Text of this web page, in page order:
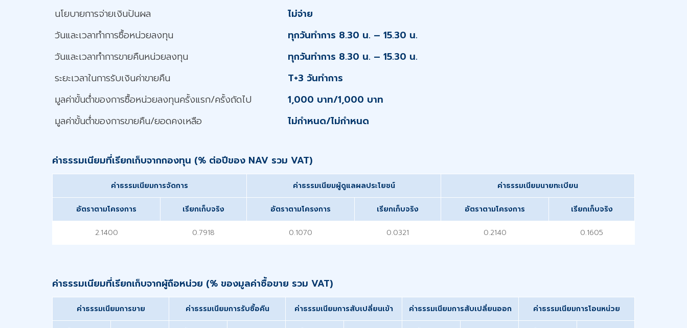
นโยบายการจ่ายเงินปันผล
ไม่จ่าย
วันและเวลาทำการซื้อหน่วยลงทุน
ทุกวันทำการ 8.30 น. – 15.30 น.
วันและเวลาทำการขายคืนหน่วยลงทุน
ทุกวันทำการ 8.30 น. – 15.30 น.
ระยะเวลาในการรับเงินค่าขายคืน
T+3 วันทำการ
มูลค่าขั้นต่ำของการซื้อหน่วยลงทุนครั้งแรก/ครั้งถัดไป
1,000 บาท/1,000 บาท
มูลค่าขั้นต่ำของการขายคืน/ยอดคงเหลือ
ไม่กำหนด/ไม่กำหนด
ค่าธรรมเนียมที่เรียกเก็บจากกองทุน (% ต่อปีของ NAV รวม VAT)
ค่าธรรมเนียมการจัดการ ค่าธรรมเนียมผู้ดูแลผลประโยชน์ ค่าธรรมเนียมนายทะเบียน
อัตราตามโครงการ เรียกเก็บจริง อัตราตามโครงการ เรียกเก็บจริง อัตราตามโครงการ เรียกเก็บจริง
2.1400 0.7918 0.1070 0.0321 0.2140 0.1605
ค่าธรรมเนียมที่เรียกเก็บจากผู้ถือหน่วย (% ของมูลค่าซื้อขาย รวม VAT)
ค่าธรรมเนียมการขาย ค่าธรรมเนียมการรับซื้อคืน ค่าธรรมเนียมการสับเปลี่ยนเข้า ค่าธรรมเนียมการสับเปลี่ยนออก ค่าธรรมเนียมการโอนหน่วย